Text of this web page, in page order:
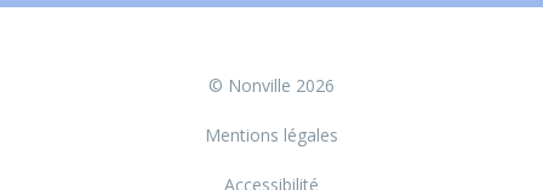
© Nonville 2026
Mentions légales
Accessibilité